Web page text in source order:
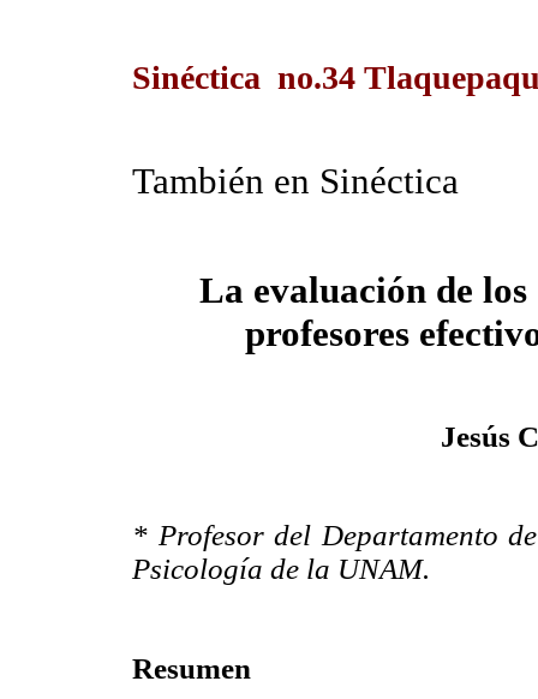
Sinéctica no.34
También en Sinéctica
La evaluación de los
profesores
Jesús
* Profesor del Departamento
Psicología de la UNAM.
Resumen